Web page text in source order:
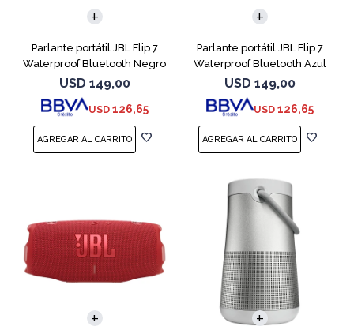
Parlante portátil JBL Flip 7
Waterproof Bluetooth Negro
USD 149,00
USD 126,65
Parlante portátil JBL Flip 7
Waterproof Bluetooth Azul
USD 149,00
USD 126,65